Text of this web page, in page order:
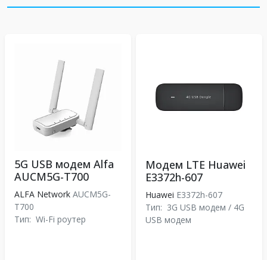
5G USB модем Alfa
AUCM5G-T700
ALFA Network AUCM5G-
T700
Тип: Wi-Fi роутер
Модем LTE Huawei
E3372h-607
Huawei E3372h-607
Тип: 3G USB модем / 4G
USB модем